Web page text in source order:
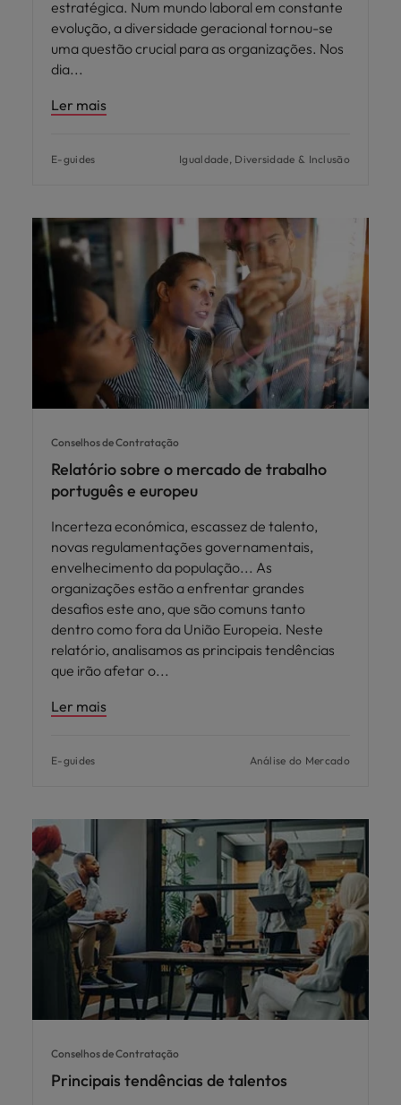
estratégica. Num mundo laboral em constante
evolução, a diversidade geracional tornou-se
uma questão crucial para as organizações. Nos
dia
Ler mais
E-guides Igualdade, Diversidade & Inclusão
Conselhos de Contratação
Relatório sobre o mercado de trabalho
português e europeu
Incerteza económica, escassez de talento,
novas regulamentações governamentais,
envelhecimento da população... As
organizações estão a enfrentar grandes
desafios este ano, que são comuns tanto
dentro como fora da União Europeia. Neste
relatório, analisamos as principais tendências
que irão afetar o
Ler mais
E-guides Análise do Mercado
Conselhos de Contratação
Principais tendências de talentos